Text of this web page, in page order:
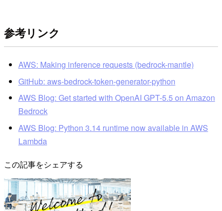
参考リンク
AWS: Making inference requests (bedrock-mantle)
GitHub: aws-bedrock-token-generator-python
AWS Blog: Get started with OpenAI GPT-5.5 on Amazon
Bedrock
AWS Blog: Python 3.14 runtime now available in AWS
Lambda
この記事をシェアする